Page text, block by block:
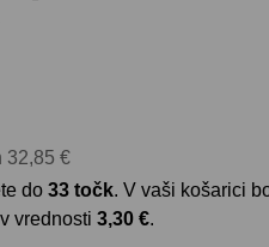
32,85 €
do 33 točk. V vaši košarici
vrednosti 3,30 €.